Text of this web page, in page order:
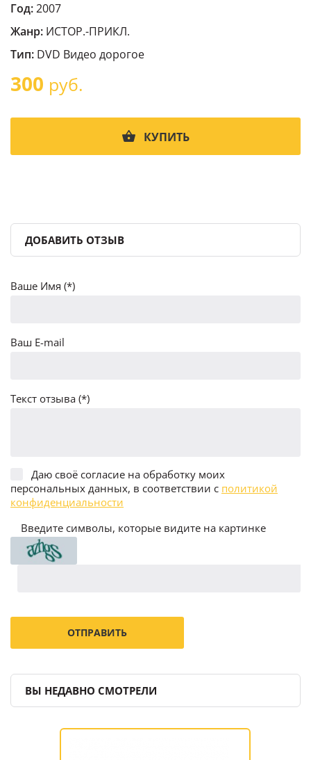
Год:2007
Жанр: ИСТОР.-ПРИКЛ.
Тип: DVD Видео дорогое
300 руб.
КУПИТЬ
ДОБАВИТЬ ОТЗЫВ
Ваше Имя (*)
Ваш E-mail
Текст отзыва (*)
Даю своё согласие на обработку моих
персональных данных, в соответствии с политикой
конфиденциальности
Введите символы, которые видите на картинке
ВЫ НЕДАВНО СМОТРЕЛИ